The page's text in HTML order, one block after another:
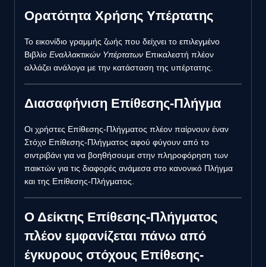
Ορατότητα Χρήσης Υπέρτατης
Το εικονίδιο γραμμής ζωής που δείχνει το επιλεγμένο
Βιβλίο Εναλλακτικών Υπέρτατων Επικαλεστή πλέον
αλλάζει ανάλογα με την κατάσταση της υπέρτατης.
Διασαφήνιση Επίθεσης-Πλήγμα
Οι χρήστες Επίθεσης-Πλήγματος πλέον παίρνουν έναν
Στόχο Επίθεσης-Πλήγματος αφού φύγουν από το
σιντριβάνι για να βοηθήσουμε στην πληροφόρηση των
παικτών για τις διαφορές ανάμεσα στο κανονικό Πλήγμα
και της Επίθεσης-Πλήγματος.
Ο Δείκτης Επίθεσης-Πλήγματος
πλέον εμφανίζεται πάνω από
έγκυρους στόχους Επίθεσης-